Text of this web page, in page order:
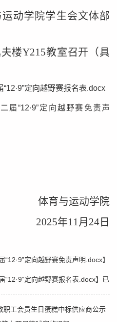
动学院学生会文体部
楼Y215教室召开（具
定向越野赛报名表.docx
届“12·9”定向越野赛免责声
体育与运动学院
2025年11月24日
“12·9”定向越野赛免责声明.docx】
“12·9”定向越野赛报名表.docx】已
职工会员生日蛋糕中标供应商公示